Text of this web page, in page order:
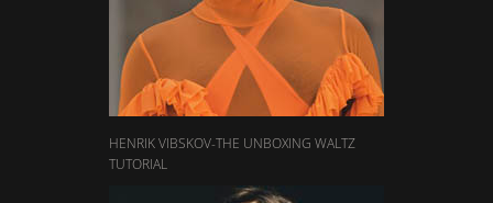
HENRIK VIBSKOV-THE UNBOXING WALTZ
TUTORIAL